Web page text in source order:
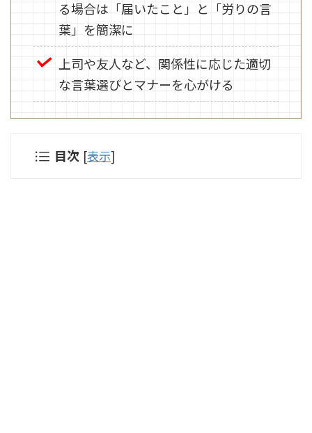
る場合は「届いたこと」と「労りの言
葉」を簡潔に
上司や友人など、関係性に応じた適切
な言葉選びとマナーを心がける
目次 [表示]